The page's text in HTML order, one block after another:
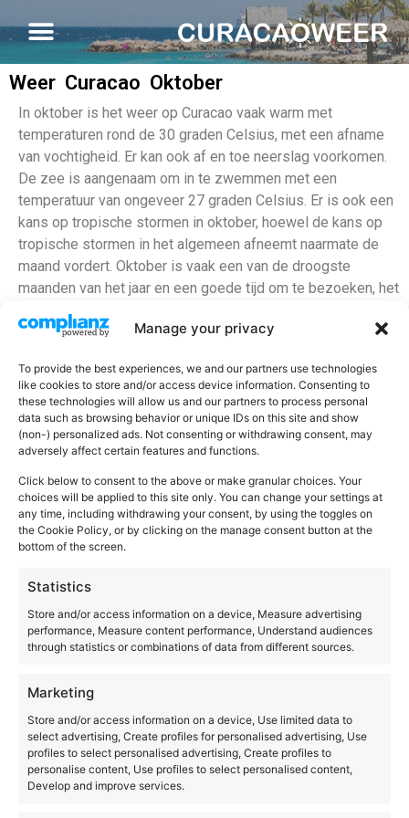
Manage your privacy
To provide the best experiences, we and our partners use technologies
like cookies to store and/or access device information. Consenting to
these technologies will allow us and our partners to process personal
data such as browsing behavior or unique IDs on this site and show
(non-) personalized ads. Not consenting or withdrawing consent, may
adversely affect certain features and functions.
Click below to consent to the above or make granular choices. Your
choices will be applied to this site only. You can change your settings at
any time, including withdrawing your consent, by using the toggles on
the Cookie Policy, or by clicking on the manage consent button at the
bottom of the screen.
Statistics
Store and/or access information on a device, Measure advertising
performance, Measure content performance, Understand audiences
through statistics or combinations of data from different sources.
Marketing
Store and/or access information on a device, Use limited data to
select advertising, Create profiles for personalised advertising, Use
profiles to select personalised advertising, Create profiles to
personalise content, Use profiles to select personalised content,
Develop and improve services.
Weer Curacao Oktober
In oktober is het weer op Curacao vaak warm met
temperaturen rond de 30 graden Celsius, met een afname
van vochtigheid. Er kan ook af en toe neerslag voorkomen.
De zee is aangenaam om in te zwemmen met een
temperatuur van ongeveer 27 graden Celsius. Er is ook een
kans op tropische stormen in oktober, hoewel de kans op
tropische stormen in het algemeen afneemt naarmate de
maand vordert. Oktober is vaak een van de droogste
maanden van het jaar en een goede tijd om te bezoeken, het
is ook een goede tijd om te genieten van de lokale festivals
en activiteiten.
Gemiddelde temperatuur: 29°C
Watertemperatuur: 30°C
Gemiddeld aantal uren zon per dag: 9 uur
Gemiddelde UV index: 7
Bekijk andere maanden:
Januari Februari Maart April Mei Juni
Juli
Augustus
Weer
Juli
Augustus
November
December
Klimaat
Klimaat Curacao